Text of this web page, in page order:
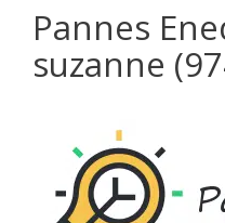
Pannes
suzanne